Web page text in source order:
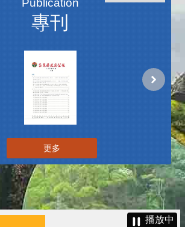
專刊
更多
播放中